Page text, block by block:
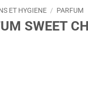
ET HYGIENE / PARFUM
SWEET